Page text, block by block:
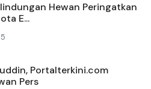
Hewan Peringatkan
E...
Portalterkini.com
Pers